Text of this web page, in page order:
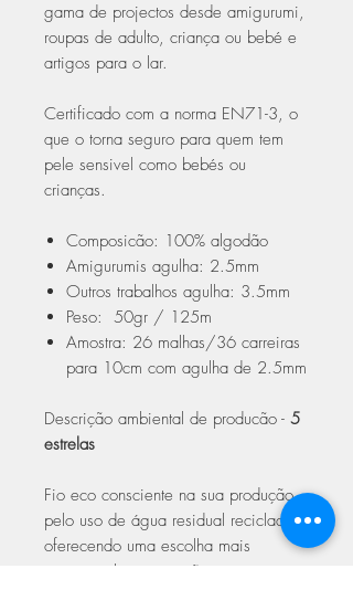
gama de projectos desde amigurumi,
roupas de adulto, criança ou bebé e
artigos para o lar.
Certificado com a norma EN71-3, o
que o torna seguro para quem tem
pele sensivel como bebés ou
crianças.
Composicão: 100% algodão
Amigurumis agulha: 2.5mm
Outros trabalhos agulha: 3.5mm
Peso: 50gr / 125m
Amostra: 26 malhas/36 carreiras
para 10cm com agulha de 2.5mm
Descrição ambiental de producão - 5
estrelas
Fio eco consciente na sua produção,
pelo uso de água residual reciclada,
oferecendo uma escolha mais
sustentável para artesãos